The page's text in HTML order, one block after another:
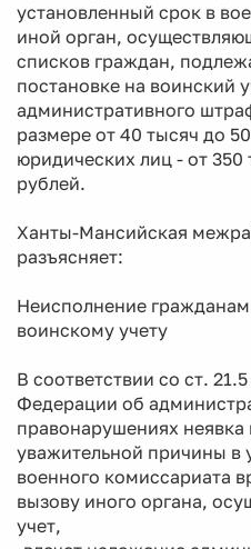
установленный срок в
иной орган,
списков граждан,
постановке на воинский
административного
размере от 40 тысяч до
юридических лиц - от 350
рублей.
Ханты-Мансийская
разъясняет:
Неисполнение
воинскому учету
В соответствии со ст.
Федерации об
правонарушениях неявка
уважительной причины в
военного комиссариата
вызову иного органа,
учет,